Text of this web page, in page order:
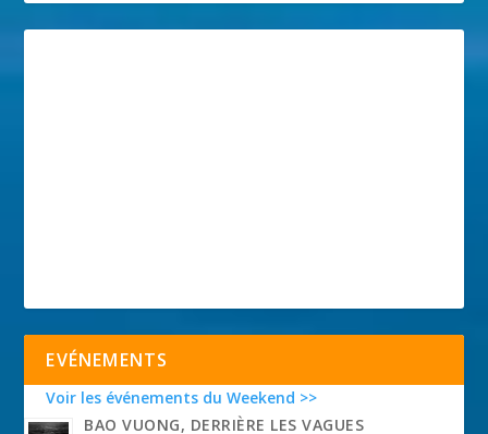
EVÉNEMENTS
Voir les événements du Weekend >>
BAO VUONG, DERRIÈRE LES VAGUES